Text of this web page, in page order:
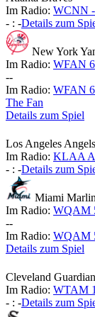
Im Radio: WCNN -
- : -Details zum
New York
Im Radio: WFAN
--
Im Radio: WFAN
The Fan
Details zum Spiel
Los Angeles Angels
Im Radio: KLAA
- : -Details zum
Miami
Im Radio: WQAM
--
Im Radio: WQAM
Details zum Spiel
Cleveland
Im Radio: WTAM
- : -Details zum